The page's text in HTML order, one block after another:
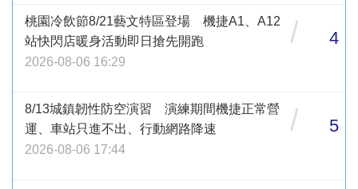
桃園冷飲節8/21藝文特區登場 機捷A1、A12
站快閃店暖身活動即日搶先開跑
2026-08-06 16:29
/ 4
8/13城鎮韌性防空演習 演練期間機捷正常營
運、車站只進不出、行動網路降速
2026-08-06 17:44
/ 5